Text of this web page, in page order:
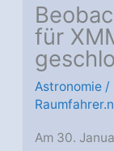
für
Astronomie /
Am 30.